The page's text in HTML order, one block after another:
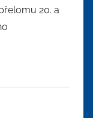
20. a